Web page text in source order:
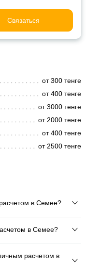
Связаться
от 300 тенге
от 400 тенге
от 3000 тенге
от 2000 тенге
от 400 тенге
от 2500 тенге
в Семее?
в Семее?
расчетом в